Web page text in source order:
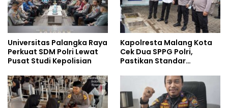
Universitas Palangka Raya
Perkuat SDM Polri Lewat
Pusat Studi Kepolisian
Kapolresta Malang Kota
Cek Dua SPPG Polri,
Pastikan Standar
Pengelolaan Limbah
Berjalan Optimal